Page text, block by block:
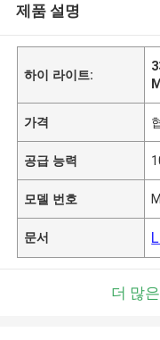
제품 설명
하이 라이트:
가격
공급 능력
모델 번호
문서
더 많